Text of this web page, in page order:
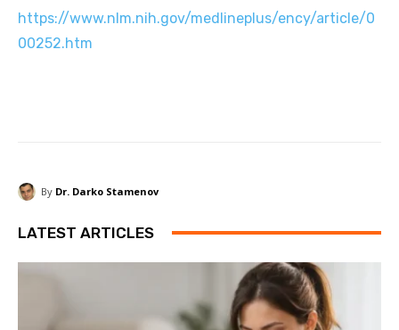
https://www.nlm.nih.gov/medlineplus/ency/article/0
00252.htm
By Dr. Darko Stamenov
LATEST ARTICLES